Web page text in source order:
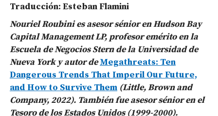
Traducción: Esteban Flamini
NourielRoubinies asesor sénior en Hudson Bay
Capital Management LP, profesor emérito en la
Escuela de Negocios Stern de la Universidad de
Nueva York y autor deMegathreats: Ten
Dangerous Trends That Imperil Our Future,
and How to Survive Them (Little, Brown and
Company, 2022). También fue asesor sénior en el
Tesoro de los Estados Unidos (1999-2000).